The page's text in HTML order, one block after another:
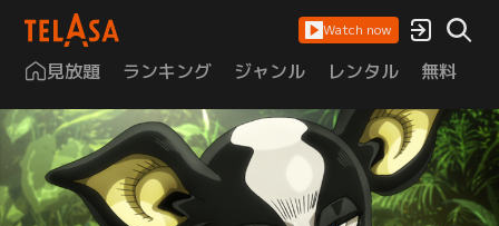
Watch now
見放題 ランキング ジャンル レンタル 無料